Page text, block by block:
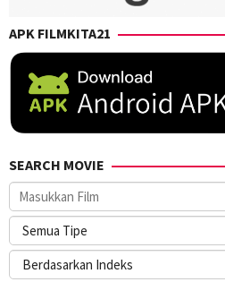
APK FILMKITA21
SEARCH MOVIE